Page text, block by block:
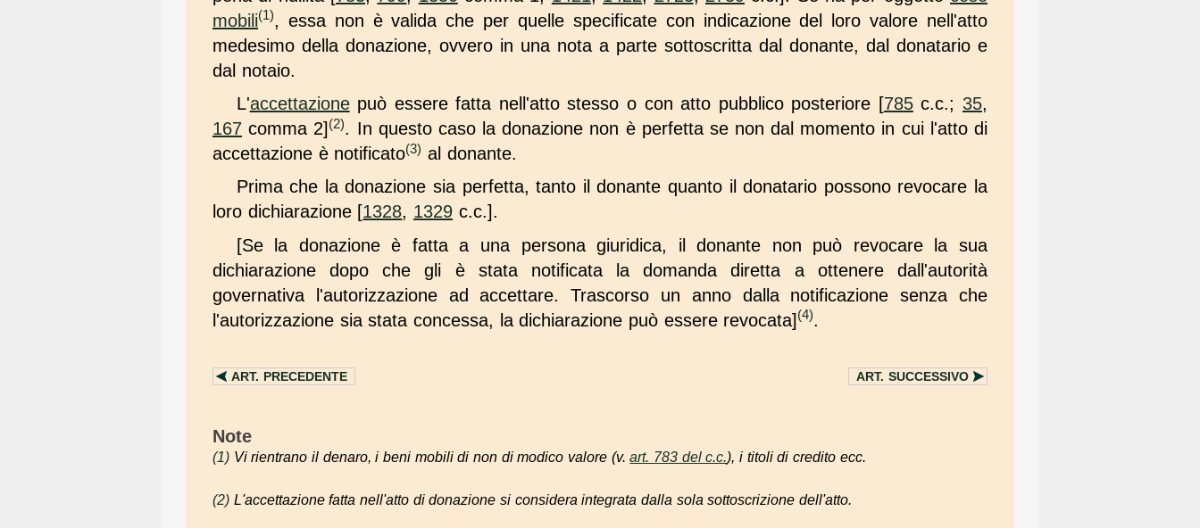
mobili(1), essa non è valida che per quelle specificate con indicazione del loro valore nell'atto
medesimo della donazione, ovvero in una nota a parte sottoscritta dal donante, dal donatario e
dal notaio.
L'accettazionepuò essere fatta nell'atto stesso o con atto pubblico posteriore [785c.c.; 35,
167 comma 2] (2). In questo caso la donazione non è perfetta se non dal momento in cui l'atto di
accettazione è notificato(3) al donante.
Prima che la donazione sia perfetta, tanto il donante quanto il donatario possono revocare la
loro dichiarazione [1328, 1329 c.c.].
[Se la donazione è fatta a una persona giuridica, il donante non può revocare la sua
dichiarazione dopo che gli è stata notificata la domanda diretta a ottenere dall'autorità
governativa l'autorizzazione ad accettare. Trascorso un anno dalla notificazione senza che
l'autorizzazione sia stata concessa, la dichiarazione può essere revocata] (4).
ART. PRECEDENTE ART. SUCCESSIVO
Note
(1) Vi rientrano il denaro, i beni mobili di non di modico valore (v.art. 783 del c.c.), i titoli di credito ecc.
(2) L'accettazione fatta nell'atto di donazione si considera integrata dalla sola sottoscrizione dell'atto.